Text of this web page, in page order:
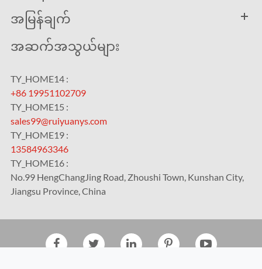
အမြန်ချက်
အဆက်အသွယ်များ
TY_HOME14 :
+86 19951102709
TY_HOME15 :
sales99@ruiyuanys.com
TY_HOME19 :
13584963346
TY_HOME16 :
No.99 HengChangJing Road, Zhoushi Town, Kunshan City,
Jiangsu Province, China